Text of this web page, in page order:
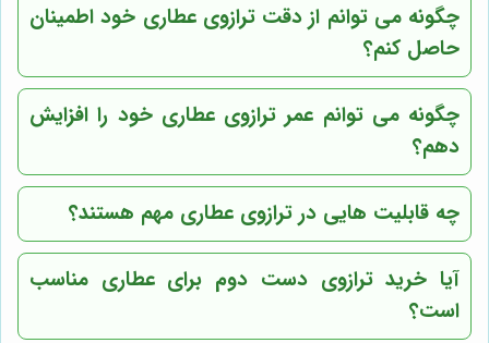
چگونه می توانم از دقت ترازوی عطاری خود اطمینان
حاصل کنم؟
چگونه می توانم عمر ترازوی عطاری خود را افزایش
دهم؟
چه قابلیت هایی در ترازوی عطاری مهم هستند؟
آیا خرید ترازوی دست دوم برای عطاری مناسب
است؟